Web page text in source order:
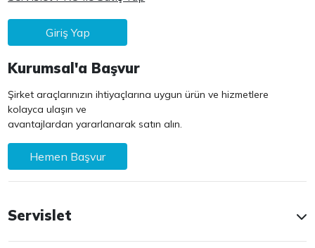
Giriş Yap
Kurumsal'a Başvur
Şirket araçlarınızın ihtiyaçlarına uygun ürün ve hizmetlere
kolayca ulaşın ve
avantajlardan yararlanarak satın alın.
Hemen Başvur
Servislet